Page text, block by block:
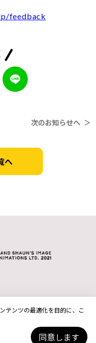
feedback
次のお知らせへ ＞
へ
テンツの最適化を目的に、こ
同意します